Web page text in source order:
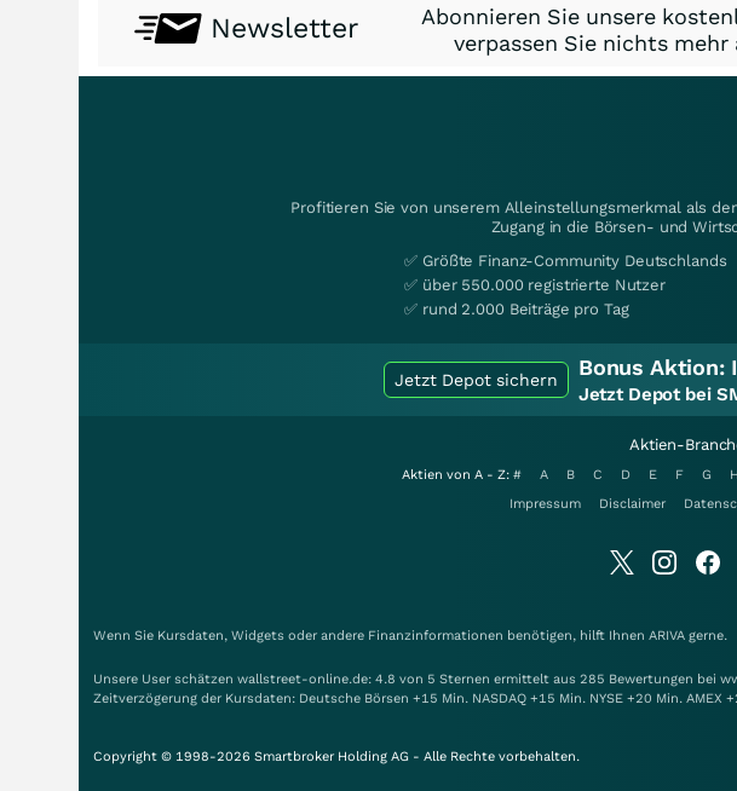
Newsletter
Abonnieren Sie unsere
verpassen Sie nichts mehr
Profitieren Sie von unserem Alleinstellungsmerkmal als
Zugang in die Börsen- und
✅ Größte Finanz-Community Deutschlands
✅ über 550.000 registrierte Nutzer
✅ rund 2.000 Beiträge pro Tag
Jetzt Depot sichern Bonus Aktion:
Jetzt Depot bei
Aktien-
Aktien von A - Z: # A B C D E F G H
Impressum
Disclaimer
Wenn Sie Kursdaten, Widgets oder andere Finanzinformationen benötigen, hilft Ihnen ARIVA gerne.
Unsere User schätzen wallstreet-online.de: 4.8 von 5 Sternen ermittelt aus 285 Bewertungen bei
Zeitverzögerung der Kursdaten: Deutsche Börsen +15 Min. NASDAQ +15 Min. NYSE +20 Min. AMEX
Copyright © 1998-2026 Smartbroker Holding AG - Alle Rechte vorbehalten.